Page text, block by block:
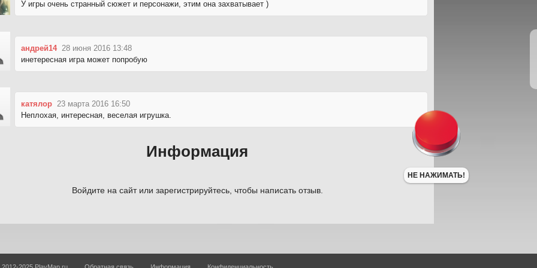
У игры очень странный сюжет и персонажи, этим она захватывает )
андрей14 28 июня 2016 13:48
инетересная игра может попробую
катялор 23 марта 2016 16:50
Неплохая, интересная, веселая игрушка.
Информация
Войдите на сайт или зарегистрируйтесь, чтобы написать отзыв.
НЕ НАЖИМАТЬ!